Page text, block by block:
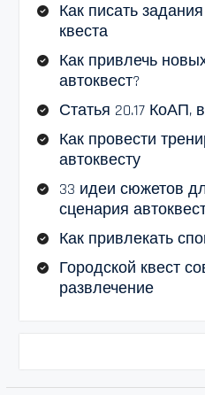
Как писать
квеста
Как привлечь
автоквест?
Статья 20.17 КоАП,
Как провести
автоквесту
33 идеи сюжетов
сценария
Как привлекать
Городской квест
развлечение